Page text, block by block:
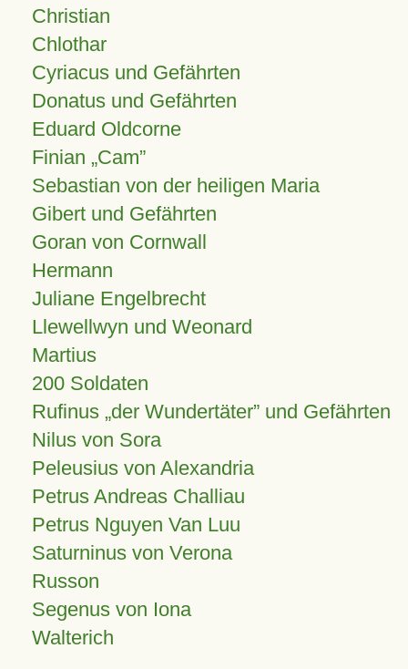
Christian
Chlothar
Cyriacus und Gefährten
Donatus und Gefährten
Eduard Oldcorne
Finian Cam
Sebastian von der heiligen Maria
Gibert und Gefährten
Goran von Cornwall
Hermann
Juliane Engelbrecht
Llewellwyn und Weonard
Martius
200 Soldaten
Rufinus „der Wundertäter” und Gefährten
Nilus von Sora
Peleusius von Alexandria
Petrus Andreas Challiau
Petrus Nguyen Van Luu
Saturninus von Verona
Russon
Segenus von Iona
Walterich